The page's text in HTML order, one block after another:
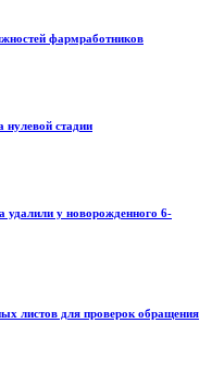
фармработников
нулевой стадии
удалили у новорожденного 6-
листов для проверок обращения